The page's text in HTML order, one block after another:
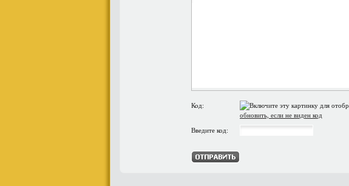
Код:
обновить, если не виден код
Введите код: